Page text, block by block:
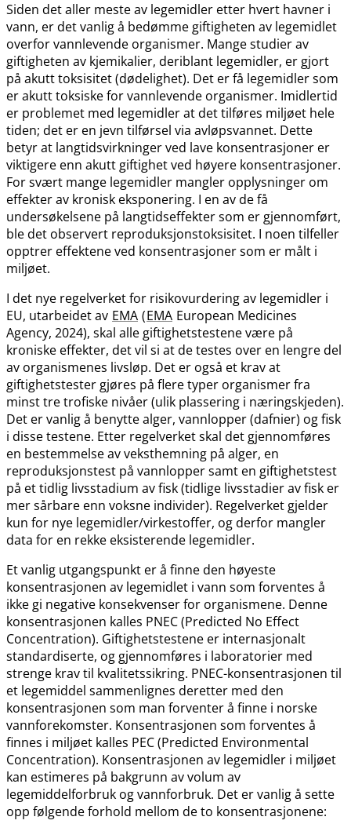
Siden det aller meste av legemidler etter hvert havner i
vann, er det vanlig å bedømme giftigheten av legemidlet
overfor vannlevende organismer. Mange studier av
giftigheten av kjemikalier, deriblant legemidler, er gjort
på akutt toksisitet (dødelighet). Det er få legemidler som
er akutt toksiske for vannlevende organismer. Imidlertid
er problemet med legemidler at det tilføres miljøet hele
tiden; det er en jevn tilførsel via avløpsvannet. Dette
betyr at langtidsvirkninger ved lave konsentrasjoner er
viktigere enn akutt giftighet ved høyere konsentrasjoner.
For svært mange legemidler mangler opplysninger om
effekter av kronisk eksponering. I en av de få
undersøkelsene på langtidseffekter som er gjennomført,
ble det observert reproduksjonstoksisitet. I noen tilfeller
opptrer effektene ved konsentrasjoner som er målt i
miljøet.
I det nye regelverket for risikovurdering av legemidler i
EU, utarbeidet av EMA (EMA European Medicines
Agency, 2024), skal alle giftighetstestene være på
kroniske effekter, det vil si at de testes over en lengre del
av organismenes livsløp. Det er også et krav at
giftighetstester gjøres på flere typer organismer fra
minst tre trofiske nivåer (ulik plassering i næringskjeden).
Det er vanlig å benytte alger, vannlopper (dafnier) og fisk
i disse testene. Etter regelverket skal det gjennomføres
en bestemmelse av veksthemning på alger, en
reproduksjonstest på vannlopper samt en giftighetstest
på et tidlig livsstadium av fisk (tidlige livsstadier av fisk er
mer sårbare enn voksne individer). Regelverket gjelder
kun for nye legemidler​/​virkestoffer, og derfor mangler
data for en rekke eksisterende legemidler.
Et vanlig utgangspunkt er å finne den høyeste
konsentrasjonen av legemidlet i vann som forventes å
ikke gi negative konsekvenser for organismene. Denne
konsentrasjonen kalles PNEC (Predicted No Effect
Concentration). Giftighetstestene er internasjonalt
standardiserte, og gjennomføres i laboratorier med
strenge krav til kvalitetssikring. PNEC-konsentrasjonen til
et legemiddel sammenlignes deretter med den
konsentrasjonen som man forventer å finne i norske
vannforekomster. Konsentrasjonen som forventes å
finnes i miljøet kalles PEC (Predicted Environmental
Concentration). Konsentrasjonen av legemidler i miljøet
kan estimeres på bakgrunn av volum av
legemiddelforbruk og vannforbruk. Det er vanlig å sette
opp følgende forhold mellom de to konsentrasjonene: